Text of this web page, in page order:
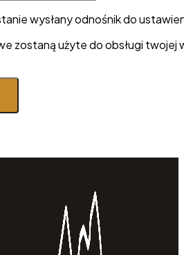
wysłany odnośnik do
zostaną użyte do obsługi